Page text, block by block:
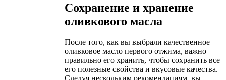
Сохранение и хранение
оливкового масла
После того, как вы выбрали качественное
оливковое масло первого отжима, важно
правильно его хранить, чтобы сохранить все
его полезные свойства и вкусовые качества.